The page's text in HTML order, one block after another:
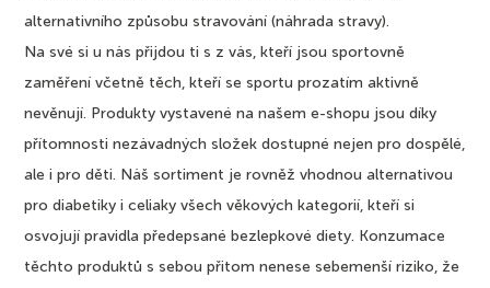
alternativního způsobu stravování (náhrada stravy).
Na své si u nás přijdou ti s z vás, kteří jsou sportovně
zaměření včetně těch, kteří se sportu prozatím aktivně
nevěnují. Produkty vystavené na našem e-shopu jsou díky
přítomnosti nezávadných složek dostupné nejen pro dospělé,
ale i pro děti. Náš sortiment je rovněž vhodnou alternativou
pro diabetiky i celiaky všech věkových kategorií, kteří si
osvojují pravidla předepsané bezlepkové diety. Konzumace
těchto produktů s sebou přitom nenese sebemenší riziko, že